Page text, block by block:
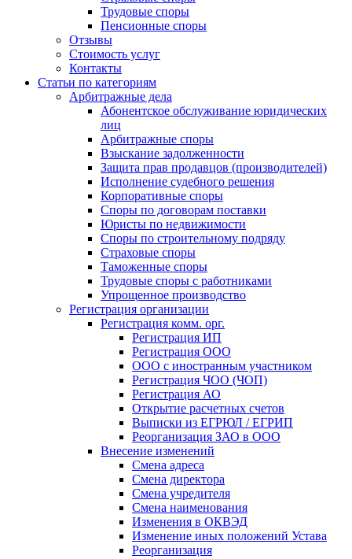
Трудовые споры
Пенсионные споры
Отзывы
Стоимость услуг
Контакты
Статьи по категориям
Арбитражные дела
Абонентское обслуживание юридических
лиц
Арбитражные споры
Взыскание задолженности
Защита прав продавцов (производителей)
Исполнение судебного решения
Корпоративные споры
Споры по договорам поставки
Юристы по недвижимости
Споры по строительному подряду
Страховые споры
Таможенные споры
Трудовые споры с работниками
Упрощенное производство
Регистрация организации
Регистрация комм. орг.
Регистрация ИП
Регистрация ООО
ООО с иностранным участником
Регистрация ЧОО (ЧОП)
Регистрация АО
Открытие расчетных счетов
Выписки из ЕГРЮЛ / ЕГРИП
Реорганизация ЗАО в ООО
Внесение изменений
Смена адреса
Смена директора
Cмена учредителя
Смена наименования
Изменения в ОКВЭД
Изменение иных положений Устава
Реорганизация